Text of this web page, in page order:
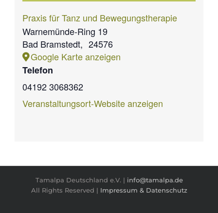
Praxis für Tanz und Bewegungstherapie
Warnemünde-Ring 19
Bad Bramstedt, 24576
Google Karte anzeigen
Telefon
04192 3068362
Veranstaltungsort-Website anzeigen
Tamalpa Deutschland e.V. | info@tamalpa.de
All Rights Reserved | Impressum & Datenschutz